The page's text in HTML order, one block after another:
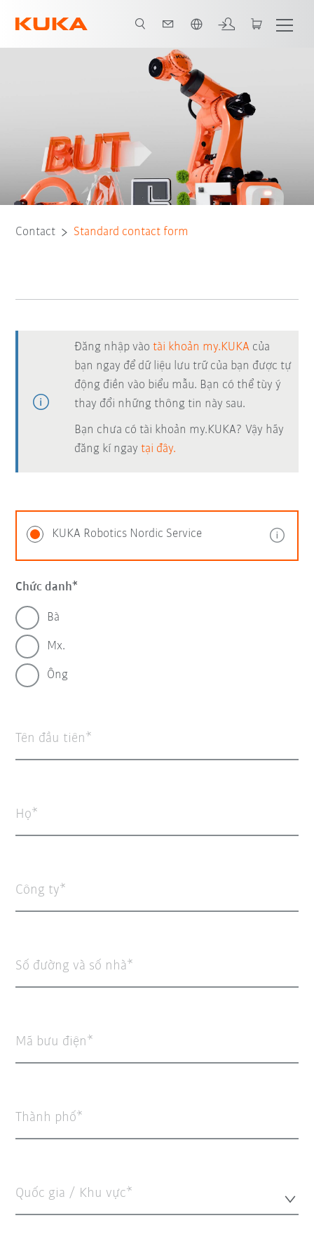
Contact Standard contact form
Đăng nhập vàotài khoản my.KUKA của
bạn ngay để dữ liệu lưu trữ của bạn được tự
động điền vào biểu mẫu. Bạn có thể tùy ý
thay đổi những thông tin này sau.
Bạn chưa có tài khoản my.KUKA? Vậy hãy
đăng kí ngaytại đây.
KUKA Robotics Nordic Service
Chức danh
Bà
Mx.
Ông
Tên đầu tiên
Họ
Công ty
Số đường và số nhà
Mã bưu điện
Thành phố
Quốc gia / Khu vực*